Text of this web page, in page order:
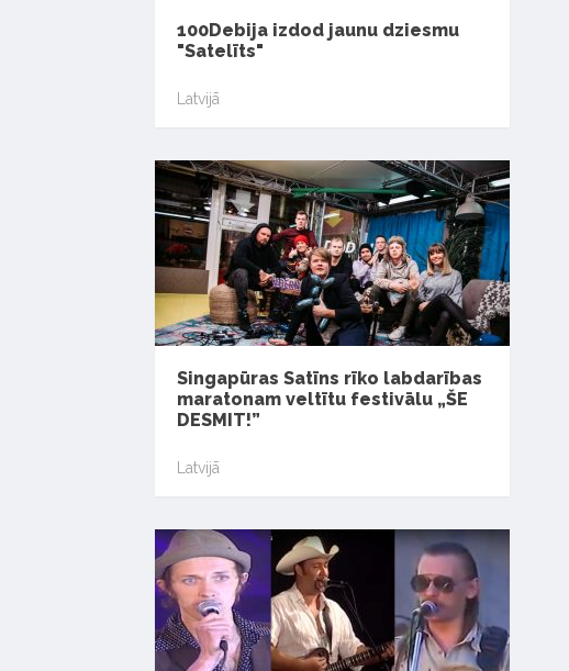
100Debija izdod jaunu dziesmu
"Satelīts"
Latvijā
Singapūras Satīns rīko labdarības
maratonam veltītu festivālu „ŠE
DESMIT!”
Latvijā